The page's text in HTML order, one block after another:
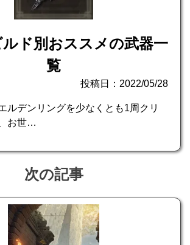
ド別おススメの武器一
覧
投稿日：2022/05/28
ルデンリングを少なくとも1周クリ
お世…
次の記事